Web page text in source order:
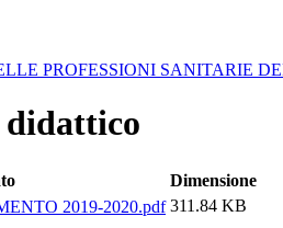
PROFESSIONI SANITARIE
didattico
Dimensione
2019-2020.pdf 311.84 KB